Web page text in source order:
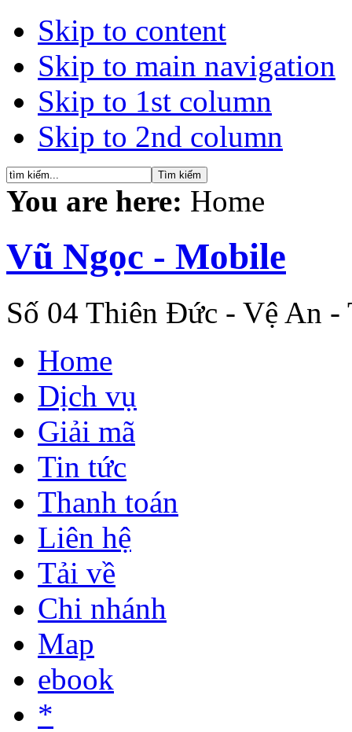
Skip to content
Skip to main navigation
Skip to 1st column
Skip to 2nd column
You are here: Home
Vũ Ngọc - Mobile
Số 04 Thiên Đức - Vệ An
Home
Dịch vụ
Giải mã
Tin tức
Thanh toán
Liên hệ
Tải về
Chi nhánh
Map
ebook
*